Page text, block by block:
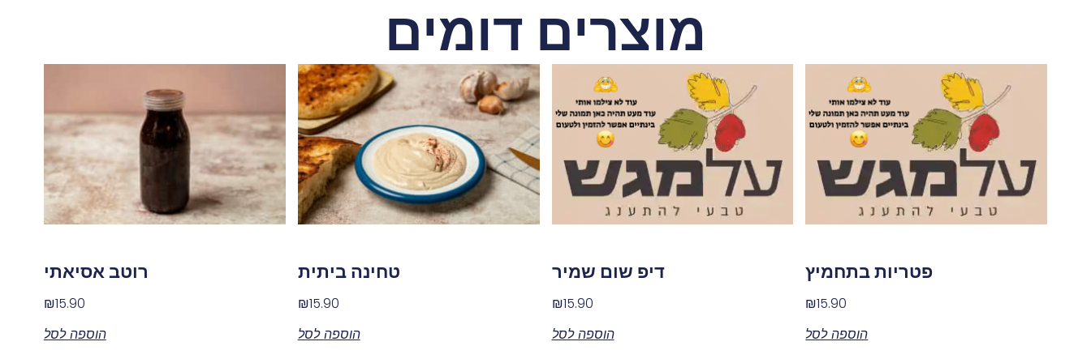
מוצרים דומים
פטריות בתחמיץ
₪15.90
הוספה לסל
דיפ שום שמיר
₪15.90
הוספה לסל
טחינה ביתית
₪15.90
הוספה לסל
רוטב אסיאתי
₪15.90
הוספה לסל